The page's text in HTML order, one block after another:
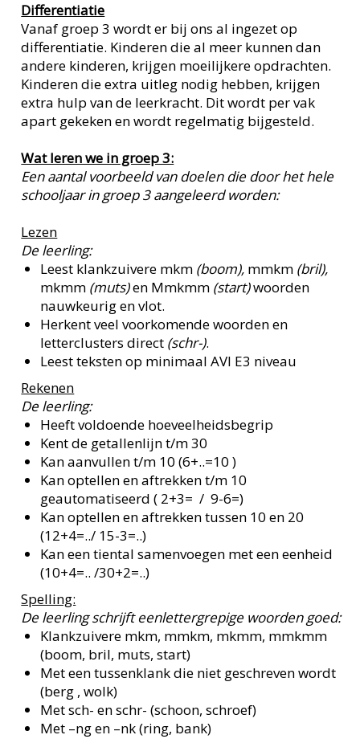
Differentiatie
Vanaf groep 3 wordt er bij ons al ingezet op
differentiatie. Kinderen die al meer kunnen dan
andere kinderen, krijgen moeilijkere opdrachten.
Kinderen die extra uitleg nodig hebben, krijgen
extra hulp van de leerkracht. Dit wordt per vak
apart gekeken en wordt regelmatig bijgesteld.
Wat leren we in groep 3:
Een aantal voorbeeld van doelen die door het hele
schooljaar in groep 3 aangeleerd worden:
Lezen
De leerling:
Leest klankzuivere mkm (boom), mmkm (bril),
mkmm (muts)en Mmkmm (start)woorden
nauwkeurig en vlot.
Herkent veel voorkomende woorden en
letterclusters direct (schr-).
Leest teksten op minimaal AVI E3 niveau
Rekenen
De leerling:
Heeft voldoende hoeveelheidsbegrip
Kent de getallenlijn t/m 30
Kan aanvullen t/m 10 (6+..=10 )
Kan optellen en aftrekken t/m 10
geautomatiseerd ( 2+3= / 9-6=)
Kan optellen en aftrekken tussen 10 en 20
(12+4=../ 15-3=..)
Kan een tiental samenvoegen met een eenheid
(10+4=.. /30+2=..)
Spelling:
De leerling schrijft eenlettergrepige woorden goed:
Klankzuivere mkm, mmkm, mkmm, mmkmm
(boom, bril, muts, start)
Met een tussenklank die niet geschreven wordt
(berg , wolk)
Met sch- en schr- (schoon, schroef)
Met –ng en –nk (ring, bank)